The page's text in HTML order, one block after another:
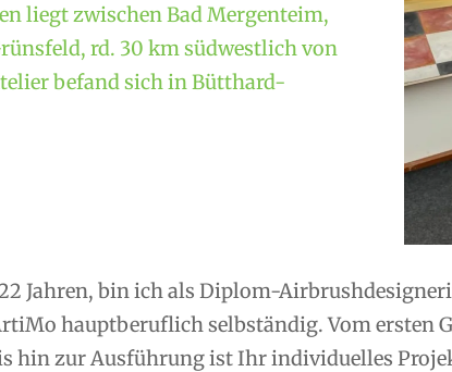
liegt zwischen Bad Mergenteim,
rd. 30 km südwestlich von
befand sich in Bütthard-
Jahren, bin ich als Diplom-
hauptberuflich selbständig. Vom ersten
hin zur Ausführung ist Ihr individuelles